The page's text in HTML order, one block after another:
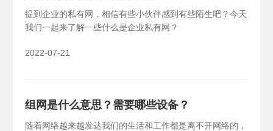
提到企业的私有网，相信有些小伙伴感到有些陌生吧？今天
我们一起来了解一些什么是企业私有网？
2022-07-21
组网是什么意思？需要哪些设备？
随着网络越来越发达我们的生活和工作都是离不开网络的，